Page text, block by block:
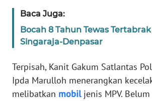
Baca Juga:
Bocah 8 Tahun Tewas
Singaraja-Denpasar
Terpisah, Kanit Gakum Satlantas
Ipda Marulloh menerangkan
melibatkan mobiljenis MPV.
WN
JABAR
BANTEN
WN